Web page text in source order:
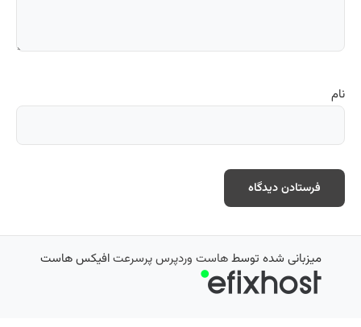
نام
میزبانی شده توسطهاست وردپرس پرسرعتافیکس هاست